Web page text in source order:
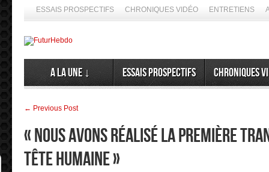
ESSAIS PROSPECTIFS CHRONIQUES VIDÉO ENTRETIENS
A la Une ↓ Essais prospectifs Chroniques
← Previous Post
« Nous avons réalisé la première
tête humaine »